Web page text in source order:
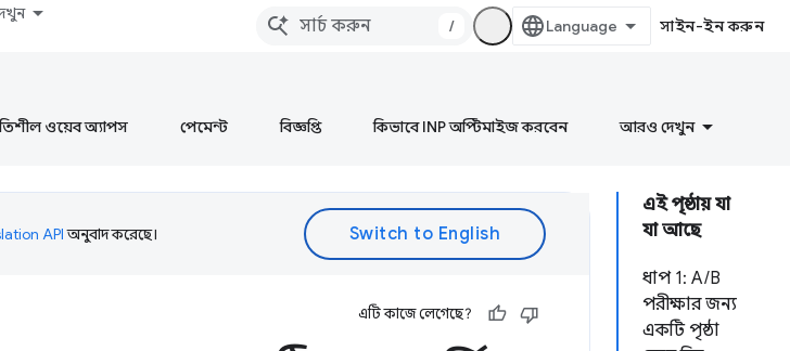
/ সাইন-ইন করুন
ওয়েব অ্যাপস পেমেন্ট বিজ্ঞপ্তি কিভাবে INP অপ্টিমাইজ করবেন আরও দেখুন
এই পৃষ্ঠায় যা
যা আছে
ধাপ 1: A/B
পরীক্ষার জন্য
একটি পৃষ্ঠা
APIঅনুবাদ করেছে।
এটি কাজে লেগেছে?